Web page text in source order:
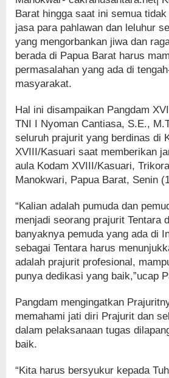
Barat hingga saat ini semua
jasa para pahlawan dan leluhur
yang mengorbankan jiwa dan
berada di Papua Barat harus
permasalahan yang ada di
masyarakat.
Hal ini disampaikan Pangdam
TNI I Nyoman Cantiasa, S.E.,
seluruh prajurit yang berdinas di
XVIII/Kasuari saat memberikan
aula Kodam XVIII/Kasuari,
Manokwari, Papua Barat, Senin
“Kalian adalah pumuda dan
menjadi seorang prajurit Tentara
banyaknya pemuda yang ada di
sebagai Tentara harus
adalah prajurit profesional,
punya dedikasi yang baik,”ucap
Pangdam mengingatkan
memahami jati diri Prajurit dan
dalam pelaksanaan tugas
baik.
“Kita harus bersyukur kepada